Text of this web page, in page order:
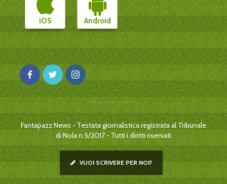
iOS Android
Fantapazz News - Testata giornalistica registrata al Tribunale
di Nola n.5/2017 - Tutti i diritti riservati
VUOI SCRIVERE PER NOI?